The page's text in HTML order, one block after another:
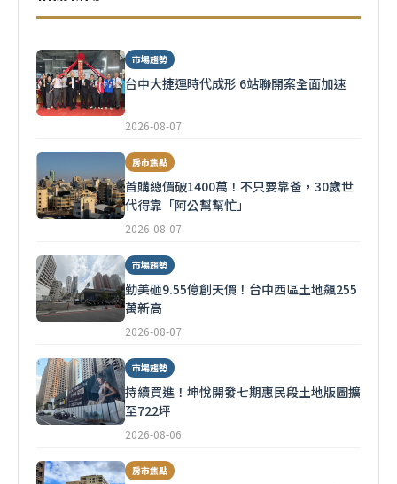
市場趨勢
台中大捷運時代成形 6站聯開案全面加速
2026-08-07
房市焦點
首購總價破1400萬！不只要靠爸，30歲世
代得靠「阿公幫幫忙」
2026-08-07
市場趨勢
勤美砸9.55億創天價！台中西區土地飆255
萬新高
2026-08-07
市場趨勢
持續買進！坤悅開發七期惠民段土地版圖擴
至722坪
2026-08-06
房市焦點